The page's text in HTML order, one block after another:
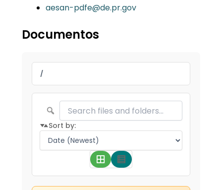
aesan-pdfe@de.pr.gov
Documentos
/
Sort by: